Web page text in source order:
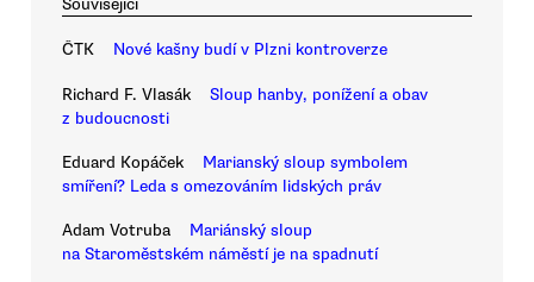
ČTK Nové kašny budí v Plzni kontroverze
Richard F. Vlasák
Sloup hanby, ponížení a obav
z budoucnosti
Eduard Kopáček
Marianský sloup symbolem
smíření? Leda s omezováním lidských práv
Adam Votruba
Mariánský sloup
na Staroměstském náměstí je na spadnutí